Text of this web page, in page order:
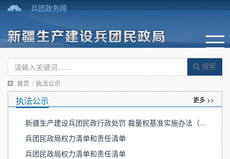
兵团政务网
搜索
首页 / 执法公示
执法公示 更多 >>
新疆生产建设兵团民政行政处罚 裁量权基准实施办法（试行）
兵团民政局权力清单和责任清单
兵团民政局权力清单和责任清单